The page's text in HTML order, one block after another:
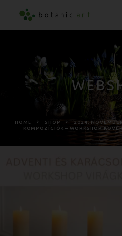
HOME SHOP
2024.
KOMPOZÍCIÓK – WORKSHOP